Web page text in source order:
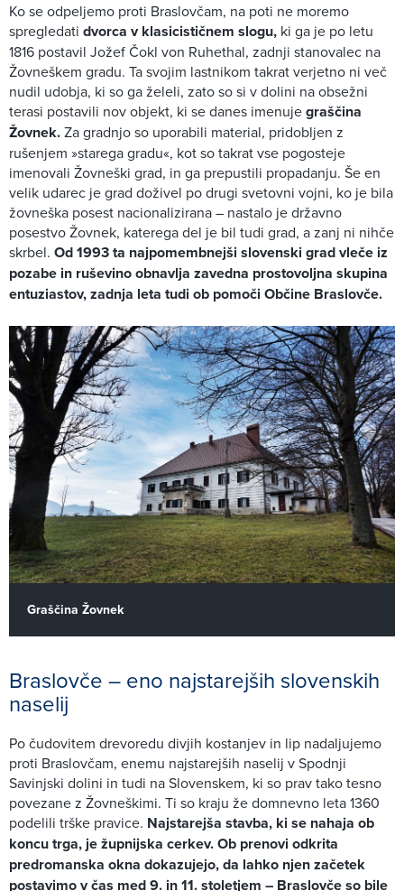
Ko se odpeljemo proti Braslovčam, na poti ne moremo
spregledati dvorca v klasicističnem slogu, ki ga je po letu
1816 postavil Jožef Čokl von Ruhethal, zadnji stanovalec na
Žovneškem gradu. Ta svojim lastnikom takrat verjetno ni več
nudil udobja, ki so ga želeli, zato so si v dolini na obsežni
terasi postavili nov objekt, ki se danes imenujegraščina
Žovnek.Za gradnjo so uporabili material, pridobljen z
rušenjem »starega gradu«, kot so takrat vse pogosteje
imenovali Žovneški grad, in ga prepustili propadanju. Še en
velik udarec je grad doživel po drugi svetovni vojni, ko je bila
žovneška posest nacionalizirana – nastalo je državno
posestvo Žovnek, katerega del je bil tudi grad, a zanj ni nihče
skrbel. Od 1993 ta najpomembnejši slovenski grad vleče iz
pozabe in ruševino obnavlja zavedna prostovoljna skupina
entuziastov, zadnja leta tudi ob pomoči Občine Braslovče.
Graščina Žovnek
Braslovče – eno najstarejših slovenskih
naselij
Po čudovitem drevoredu divjih kostanjev in lip nadaljujemo
proti Braslovčam, enemu najstarejših naselij v Spodnji
Savinjski dolini in tudi na Slovenskem, ki so prav tako tesno
povezane z Žovneškimi. Ti so kraju že domnevno leta 1360
podelili trške pravice. Najstarejša stavba, ki se nahaja ob
koncu trga, je župnijska cerkev. Ob prenovi odkrita
predromanska okna dokazujejo, da lahko njen začetek
postavimo v čas med 9. in 11. stoletjem – Braslovče so bile